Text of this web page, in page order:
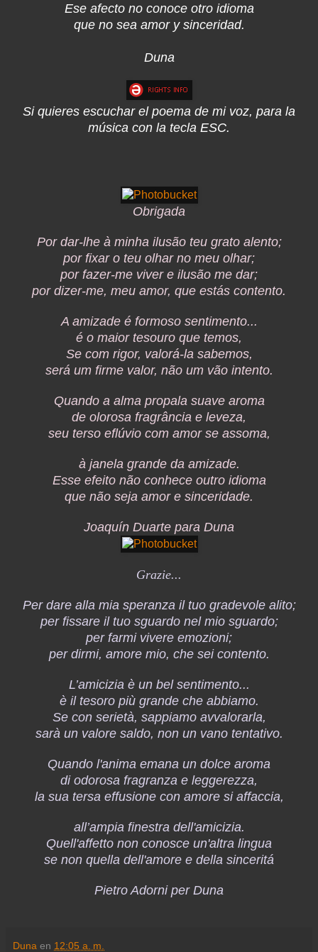
Ese afecto no conoce otro idioma
que no sea amor y sinceridad.
Duna
Si quieres escuchar el poema de mi voz, para la
música con la tecla ESC.
Obrigada
Por dar-lhe à minha ilusão teu grato alento;
por fixar o teu olhar no meu olhar;
por fazer-me viver e ilusão me dar;
por dizer-me, meu amor, que estás contento.
A amizade é formoso sentimento...
é o maior tesouro que temos,
Se com rigor, valorá-la sabemos,
será um firme valor, não um vão intento.
Quando a alma propala suave aroma
de olorosa fragrância e leveza,
seu terso eflúvio com amor se assoma,
à janela grande da amizade.
Esse efeito não conhece outro idioma
que não seja amor e sinceridade.
Joaquín Duarte para Duna
Grazie...
Per dare alla mia speranza il tuo gradevole alito;
per fissare il tuo sguardo nel mio sguardo;
per farmi vivere emozioni;
per dirmi, amore mio, che sei contento.
L’amicizia è un bel sentimento...
è il tesoro più grande che abbiamo.
Se con serietà, sappiamo avvalorarla,
sarà un valore saldo, non un vano tentativo.
Quando l'anima emana un dolce aroma
di odorosa fragranza e leggerezza,
la sua tersa effusione con amore si affaccia,
all’ampia finestra dell'amicizia.
Quell'affetto non conosce un'altra lingua
se non quella dell'amore e della sinceritá
Pietro Adorni per Duna
Duna en 12:05 a. m.